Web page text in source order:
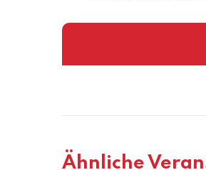
Ähnliche